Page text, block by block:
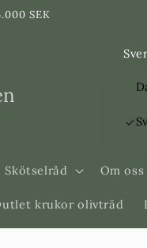
SEK
Skötselråd Om oss
krukor olivträd
L
R
e